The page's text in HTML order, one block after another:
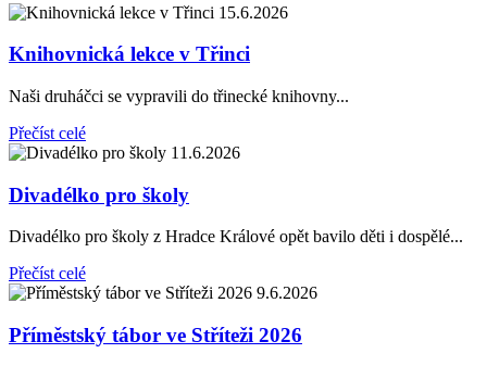
15.6.2026
Knihovnická lekce v Třinci
Naši druháčci se vypravili do třinecké knihovny...
Přečíst celé
11.6.2026
Divadélko pro školy
Divadélko pro školy z Hradce Králové opět bavilo děti i dospělé...
Přečíst celé
9.6.2026
Příměstský tábor ve Stříteži 2026